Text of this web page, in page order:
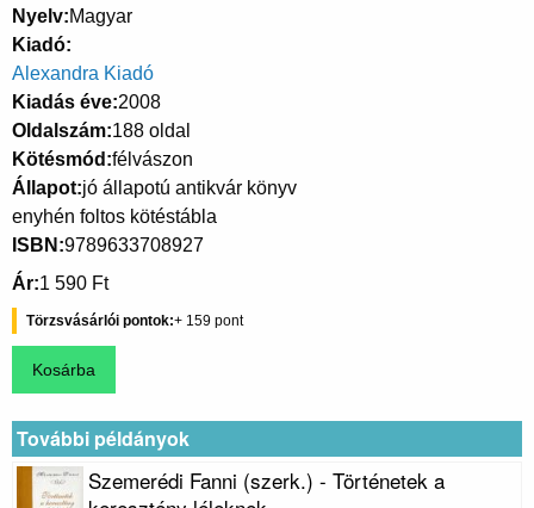
Nyelv Magyar
Kiadó
Alexandra Kiadó
Kiadás éve 2008
Oldalszám 188 oldal
Kötésmód félvászon
Állapot jó állapotú antikvár könyv
enyhén foltos kötéstábla
ISBN 9789633708927
Ár 1 590 Ft
Törzsvásárlói pontok 159
További példányok
Szemerédi Fanni (szerk.) - Történetek a